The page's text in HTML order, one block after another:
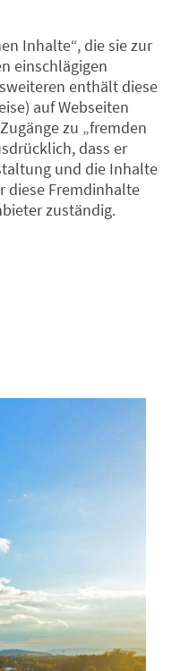
Inhalte“, die sie zur
einschlägigen
enthält diese
auf Webseiten
zu „fremden
dass er
und die Inhalte
diese Fremdinhalte
zuständig.